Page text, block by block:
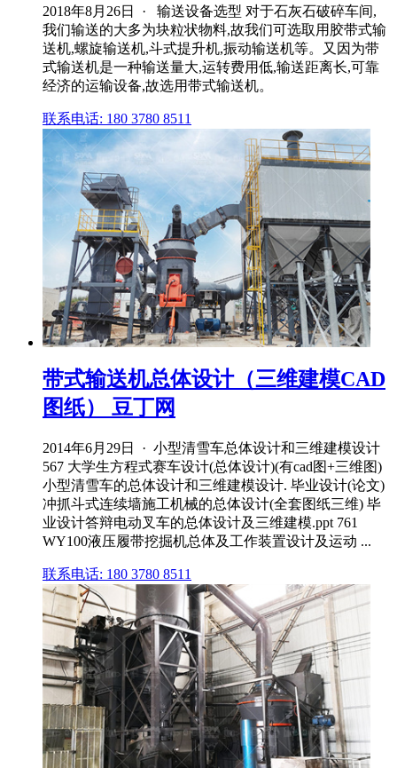
2018年8月26日 · 输送设备选型 对于石灰石破碎车间,
我们输送的大多为块粒状物料,故我们可选取用胶带式输
送机,螺旋输送机,斗式提升机,振动输送机等。又因为带
式输送机是一种输送量大,运转费用低,输送距离长,可靠
经济的运输设备,故选用带式输送机。
联系电话: 180 3780 8511
带式输送机总体设计（三维建模CAD
图纸） 豆丁网
2014年6月29日 · 小型清雪车总体设计和三维建模设计
567 大学生方程式赛车设计(总体设计)(有cad图+三维图)
小型清雪车的总体设计和三维建模设计. 毕业设计(论文)
冲抓斗式连续墙施工机械的总体设计(全套图纸三维) 毕
业设计答辩电动叉车的总体设计及三维建模.ppt 761
WY100液压履带挖掘机总体及工作装置设计及运动 ...
联系电话: 180 3780 8511